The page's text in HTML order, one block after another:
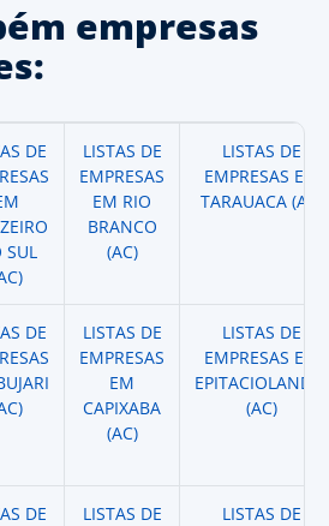
empresas
DE
SUL
LISTAS DE
EMPRESAS
EM RIO
BRANCO
(AC)
LISTAS DE
EMPRESAS EM
TARAUACA (AC)
DE
LISTAS DE
EMPRESAS
EM
CAPIXABA
(AC)
LISTAS DE
EMPRESAS EM
EPITACIOLANDIA
(AC)
DE
LISTAS DE
LISTAS DE